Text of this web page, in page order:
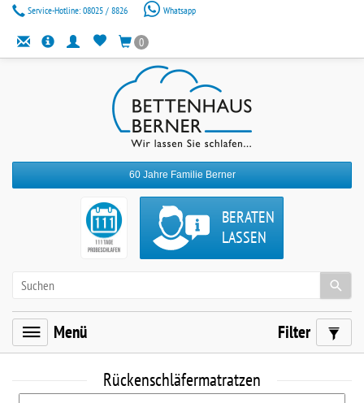
Service-Hotline: 08025 / 8826 Whatsapp
0
60 Jahre Familie Berner
BERATEN
LASSEN
Menü Filter
Rückenschläfermatratzen